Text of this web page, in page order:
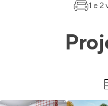
1 e 2